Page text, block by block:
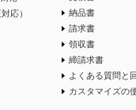
応）
納品書
請求書
領収書
締請求書
よくある質問と
カスタマイズの